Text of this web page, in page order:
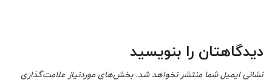
دیدگاهتان را بنویسید
نشانی ایمیل شما منتشر نخواهد شد. بخش‌های موردنیاز علامت‌گذاری